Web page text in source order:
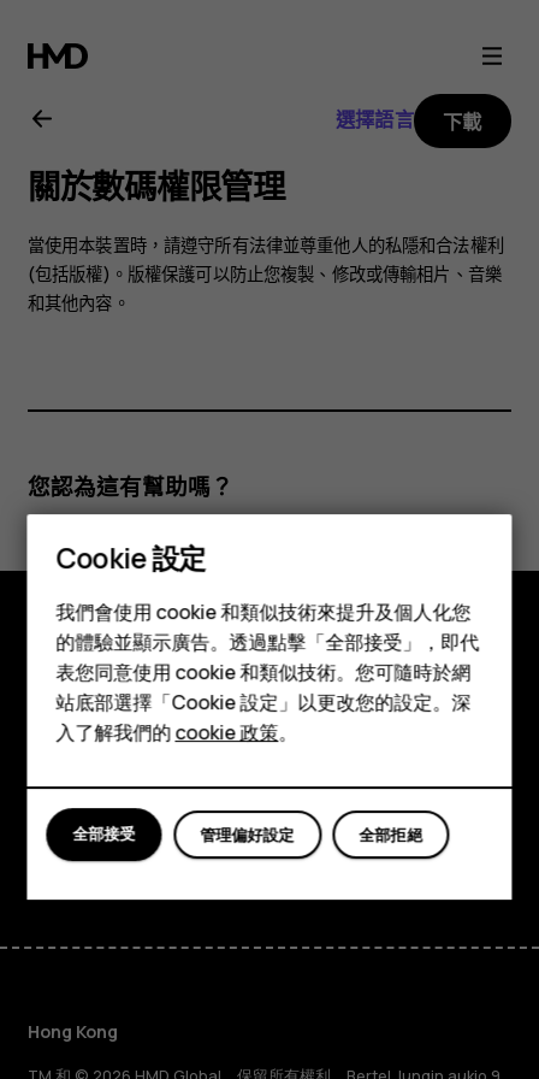
Nokia
2720
用
戶
指
智慧型手機
功能型手機
配件
平板電腦
選擇語言 下載
關於數碼權限管理
當使用本裝置時，請遵守所有法律並尊重他人的私隱和合法權利
(包括版權)。版權保護可以防止您複製、修改或傳輸相片、音樂
和其他內容。
您認為這有幫助嗎？
是 否
探索
關於
支援
FacebookInstagram
TiktokYoutubeLinkedinDiscord
Hong Kong
Cookie 設定
我們會使用 cookie 和類似技術來提升及個人化您
的體驗並顯示廣告。透過點擊「全部接受」，即代
表您同意使用 cookie 和類似技術。您可隨時於網
站底部選擇「Cookie 設定」以更改您的設定。深
入了解我們的cookie 政策。
全部拒絕
管理偏好設定
全部接受